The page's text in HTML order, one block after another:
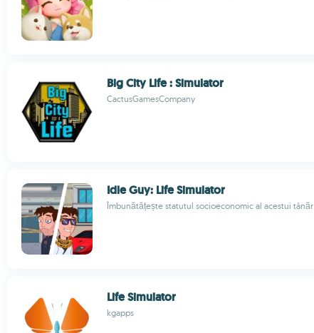
Big City Life : Simulator
CactusGamesCompany
Idle Guy: Life Simulator
Îmbunătățește statutul socioeconomic al acestui tânăr
Life Simulator
kgapps